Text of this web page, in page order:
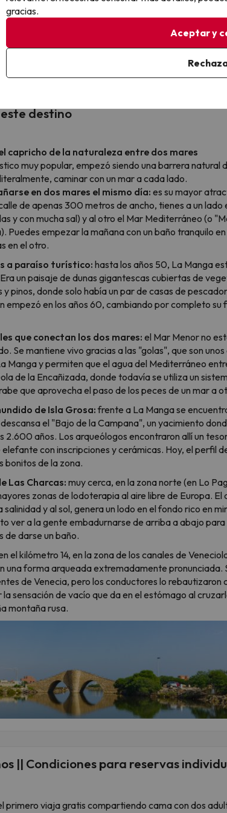
un restaurante con lo mejor de lacocina localy
y todos aquellos que buscan desconectar y
de vivir una experiencia única en Los Delfines!
destino
capricho de la naturaleza entre dos mares
muy popular, empezó siendo una barrera natural
caminar con un mar a cada lado.
en dos mares el mismo día: es su mayor
de apenas 300 metros de ancho, tienes a un lado
y con mucha sal) y al otro el Mar Mediterráneo (o
Puedes empezar la mañana con un baño tranquilo
en el otro.
a paraíso turístico:hasta los años 50, La Manga
un paisaje de dunas gigantescas cubiertas de
pinos, donde solo había un par de casas de
empezó en los años 60, cambiando por completo su
que conectan los dos mares:el Mar Menor no
Se mantiene vivo gracias a las "golas", que son unos
Manga y permiten que el agua del Mediterráneo
de la Encañizada, donde todavía se utiliza un
que aprovecha el paso de los peces de un mar a
de Isla Grosa:frente a La Manga se
el "Bajo de la Campana", un yacimiento
2.600 años. Los arqueólogos encontraron allí un
con inscripciones y cerámicas. Hoy, el perfil
bonitos de la zona.
Las Charcas: muy cerca, en la zona norte (en Lo
zonas de lodoterapia al aire libre de Europa. El
y al sol, genera un lodo en el fondo rico en
ver a la gente embadurnarse de arriba a abajo para
de darse un baño.
el kilómetro 14, en la zona de los canales de
una forma arqueada extremadamente pronunciada.
de Venecia, pero los conductores lo rebautizaron
sensación de vacío que da en el estómago al
montaña rusa.
|| Condiciones para reservas
primero viaja gratis compartiendo cama con dos
gracias.
Aceptar y